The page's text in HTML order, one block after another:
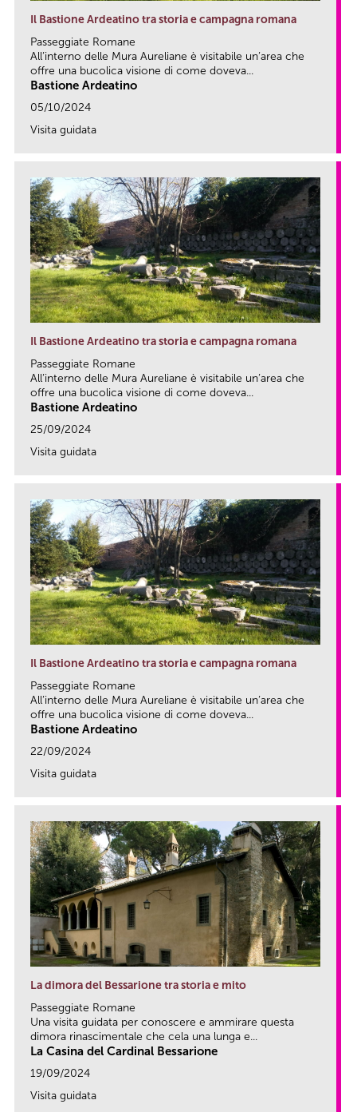
Il Bastione Ardeatino tra storia e campagna romana
Passeggiate Romane
All’interno delle Mura Aureliane è visitabile un’area che
offre una bucolica visione di come doveva...
Bastione Ardeatino
05/10/2024
Visita guidata
Il Bastione Ardeatino tra storia e campagna romana
Passeggiate Romane
All’interno delle Mura Aureliane è visitabile un’area che
offre una bucolica visione di come doveva...
Bastione Ardeatino
25/09/2024
Visita guidata
Il Bastione Ardeatino tra storia e campagna romana
Passeggiate Romane
All’interno delle Mura Aureliane è visitabile un’area che
offre una bucolica visione di come doveva...
Bastione Ardeatino
22/09/2024
Visita guidata
La dimora del Bessarione tra storia e mito
Passeggiate Romane
Una visita guidata per conoscere e ammirare questa
dimora rinascimentale che cela una lunga e...
La Casina del Cardinal Bessarione
19/09/2024
Visita guidata